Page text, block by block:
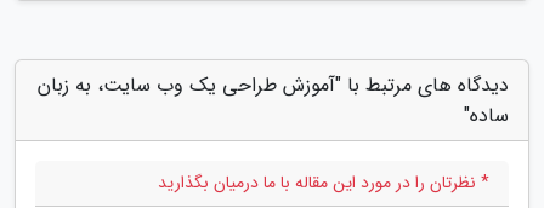
دیدگاه های مرتبط با "آموزش طراحی یک وب سایت، به زبان
ساده"
* نظرتان را در مورد این مقاله با ما درمیان بگذارید